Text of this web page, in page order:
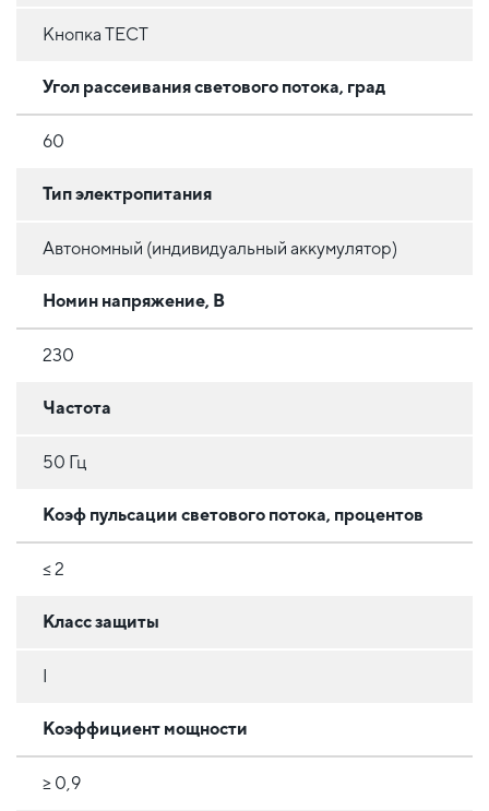
Кнопка ТЕСТ
Угол рассеивания светового потока, град
60
Тип электропитания
Автономный (индивидуальный аккумулятор)
Номин напряжение, В
230
Частота
50 Гц
Коэф пульсации светового потока, процентов
≤ 2
Класс защиты
Коэффициент мощности
≥ 0,9